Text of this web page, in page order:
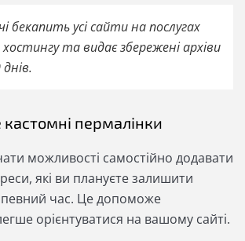
бекапить усі сайти на послугах
та видає збережені архіви
пермалінки
можливості самостійно додавати
які ви плануєте залишити
час. Це допоможе
орієнтуватися на вашому сайті.